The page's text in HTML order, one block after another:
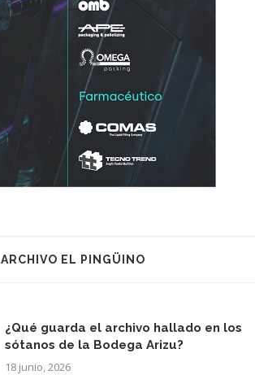
ARCHIVO EL PINGÜINO
¿Qué guarda el archivo hallado en los
sótanos de la Bodega Arizu?
18 junio, 2026